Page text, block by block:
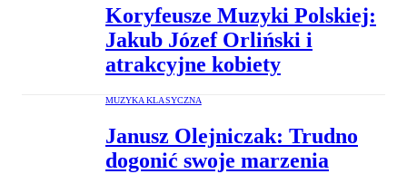
Koryfeusze Muzyki Polskiej:
Jakub Józef Orliński i
atrakcyjne kobiety
MUZYKA KLASYCZNA
Janusz Olejniczak: Trudno
dogonić swoje marzenia